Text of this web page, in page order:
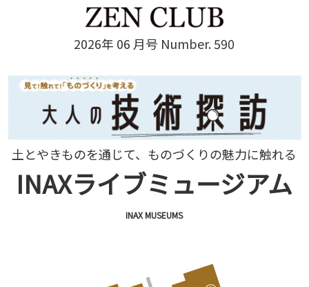
2026年 06 月号 Number. 590
土とやきものを通じて、ものづくりの魅力に触れる
INAXライブミュージアム
INAX MUSEUMS